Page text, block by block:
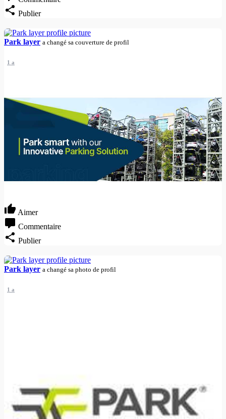
Publier
Park layer a changé sa couverture de profil
1 a
Aimer
Commentaire
Publier
Park layer a changé sa photo de profil
1 a